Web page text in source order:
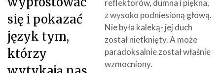
się i pokazać
język tym,
którzy
reflektorów, dumna i piękna,
z wysoko podniesioną głową.
Nie była kaleką- jej duch
został nietknięty. A może
paradoksalnie został właśnie
wzmocniony.